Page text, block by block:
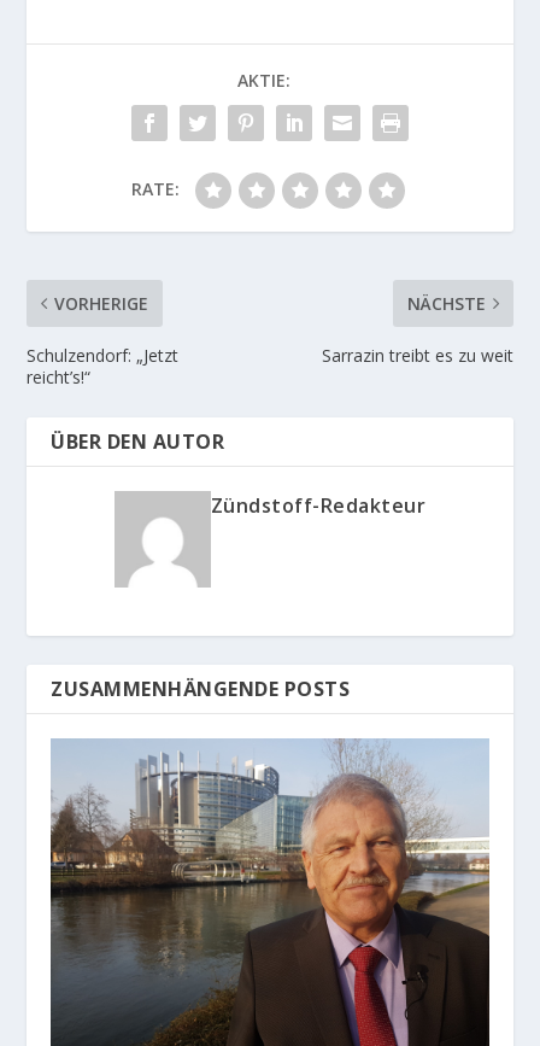
AKTIE:
RATE:
VORHERIGE
Schulzendorf: „Jetzt
reicht’s!“
NÄCHSTE
Sarrazin treibt es zu weit
ÜBER DEN AUTOR
Zündstoff-Redakteur
ZUSAMMENHÄNGENDE POSTS